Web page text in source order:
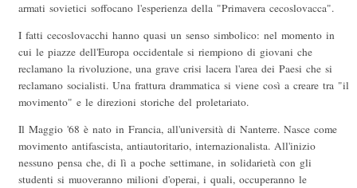
armati sovietici soffocano l'esperienza della "Primavera cecoslovacca".
I fatti cecoslovacchi hanno quasi un senso simbolico: nel momento in
cui le piazze dell'Europa occidentale si riempiono di giovani che
reclamano la rivoluzione, una grave crisi lacera l'area dei Paesi che si
reclamano socialisti. Una frattura drammatica si viene così a creare tra "il
movimento" e le direzioni storiche del proletariato.
Il Maggio '68 è nato in Francia, all'università di Nanterre. Nasce come
movimento antifascista, antiautoritario, internazionalista. All'inizio
nessuno pensa che, di lì a poche settimane, in solidarietà con gli
studenti si muoveranno milioni d'operai, i quali, occuperanno le